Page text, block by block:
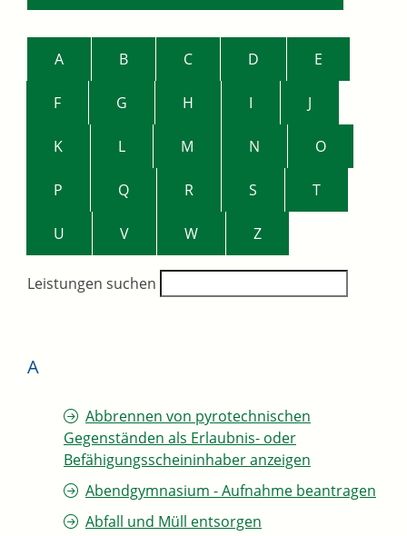
A B C D E
F G H I J
K L M N O
P Q R S T
U V W Z
Leistungen suchen
A
Abbrennen von pyrotechnischen
Gegenständen als Erlaubnis- oder
Befähigungsscheininhaber anzeigen
Abendgymnasium - Aufnahme beantragen
Abfall und Müll entsorgen